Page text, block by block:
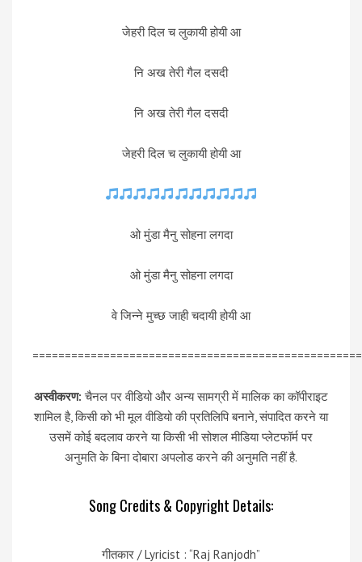
जेहरी दिल च लुकायी होयी आ
नि अख तेरी गैल दसदी
नि अख तेरी गैल दसदी
जेहरी दिल च लुकायी होयी आ
ओ मुंडा मैनु सोहना लगदा
ओ मुंडा मैनु सोहना लगदा
वे जिन्ने मुच्छ जाही चदायी होयी आ
अस्वीकरण:चैनल पर वीडियो और अन्य सामग्री में मालिक का कॉपीराइट
शामिल है, किसी को भी मूल वीडियो की प्रतिलिपि बनाने, संपादित करने या
उसमें कोई बदलाव करने या किसी भी सोशल मीडिया प्लेटफॉर्म पर
अनुमति के बिना दोबारा अपलोड करने की अनुमति नहीं है.
Song Credits & Copyright Details:
गीतकार / Lyricist : “Raj Ranjodh”